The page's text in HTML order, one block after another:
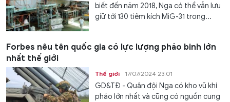
biết đến năm 2018, Nga có thể vẫn lưu
giữ tới 130 tiêm kích MiG-31 trong...
Forbes nêu tên quốc gia có lực lượng pháo binh lớn
nhất thế giới
Thế giới 17/07/2024 23:01
GD&TĐ - Quân đội Nga có kho vũ khí
pháo lớn nhất và cũng có nguồn cung